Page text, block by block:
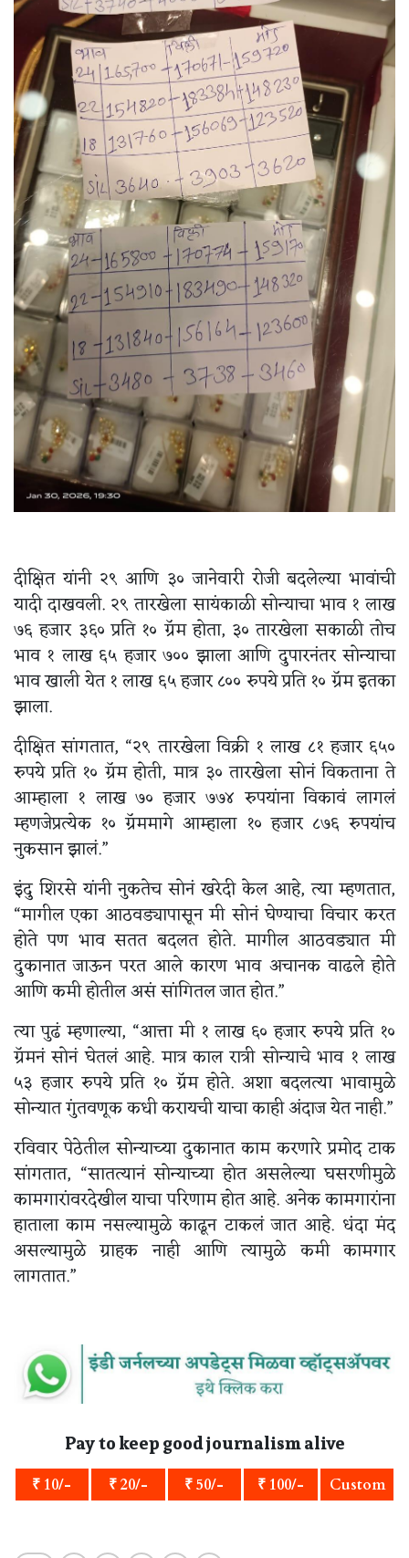
दीक्षित यांनी २९ आणि ३० जानेवारी रोजी बदलेल्या भावांची
यादी दाखवली. २९ तारखेला सायंकाळी सोन्याचा भाव १ लाख
७६ हजार ३६० प्रति १० ग्रॅम होता, ३० तारखेला सकाळी तोच
भाव १ लाख ६५ हजार ७०० झाला आणि दुपारनंतर सोन्याचा
भाव खाली येत १ लाख ६५ हजार ८०० रुपये प्रति १० ग्रॅम इतका
झाला.
दीक्षित सांगतात, “२९ तारखेला विक्री १ लाख ८१ हजार ६५०
रुपये प्रति १० ग्रॅम होती, मात्र ३० तारखेला सोनं विकताना ते
आम्हाला १ लाख ७० हजार ७७४ रुपयांना विकावं लागलं
म्हणजेप्रत्येक १० ग्रॅममागे आम्हाला १० हजार ८७६ रुपयांच
नुकसान झालं.”
इंदु शिरसे यांनी नुकतेच सोनं खरेदी केल आहे, त्या म्हणतात,
“मागील एका आठवड्यापासून मी सोनं घेण्याचा विचार करत
होते पण भाव सतत बदलत होते. मागील आठवड्यात मी
दुकानात जाऊन परत आले कारण भाव अचानक वाढले होते
आणि कमी होतील असं सांगितल जात होत.”
त्या पुढं म्हणाल्या, “आत्ता मी १ लाख ६० हजार रुपये प्रति १०
ग्रॅमनं सोनं घेतलं आहे. मात्र काल रात्री सोन्याचे भाव १ लाख
५३ हजार रुपये प्रति १० ग्रॅम होते. अशा बदलत्या भावामुळे
सोन्यात गुंतवणूक कधी करायची याचा काही अंदाज येत नाही.”
रविवार पेठेतील सोन्याच्या दुकानात काम करणारे प्रमोद टाक
सांगतात, “सातत्यानं सोन्याच्या होत असलेल्या घसरणीमुळे
कामगारांवरदेखील याचा परिणाम होत आहे. अनेक कामगारांना
हाताला काम नसल्यामुळे काढून टाकलं जात आहे. धंदा मंद
असल्यामुळे ग्राहक नाही आणि त्यामुळे कमी कामगार
लागतात.”
Pay to keep good journalism alive
₹ 10/- ₹ 20/- ₹ 50/- ₹ 100/- Custom